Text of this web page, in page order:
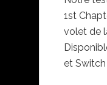
1st
volet de
et Switch